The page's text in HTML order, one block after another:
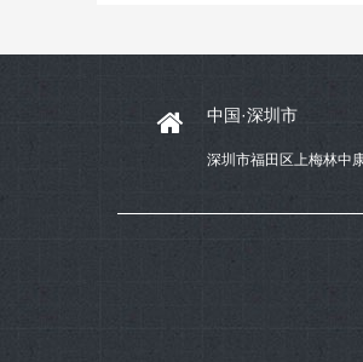
中国·深圳市
深圳市福田区上梅林中